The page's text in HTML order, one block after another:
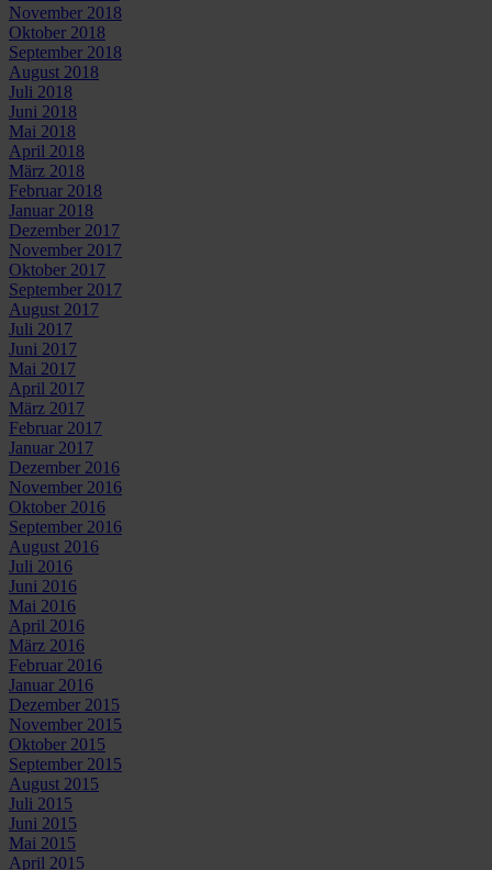
November 2018
Oktober 2018
September 2018
August 2018
Juli 2018
Juni 2018
Mai 2018
April 2018
März 2018
Februar 2018
Januar 2018
Dezember 2017
November 2017
Oktober 2017
September 2017
August 2017
Juli 2017
Juni 2017
Mai 2017
April 2017
März 2017
Februar 2017
Januar 2017
Dezember 2016
November 2016
Oktober 2016
September 2016
August 2016
Juli 2016
Juni 2016
Mai 2016
April 2016
März 2016
Februar 2016
Januar 2016
Dezember 2015
November 2015
Oktober 2015
September 2015
August 2015
Juli 2015
Juni 2015
Mai 2015
April 2015